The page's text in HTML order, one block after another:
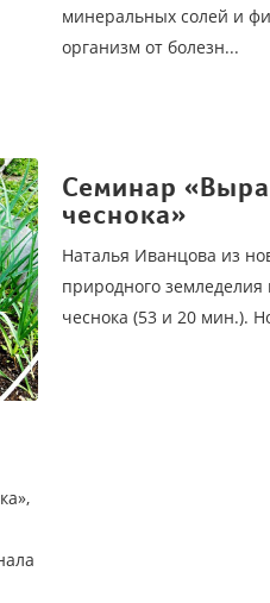
минеральных солей и
организм от болезн...
Семинар
чеснока»
Наталья Иванцова из
природного
чеснока (53 и 20 мин.).